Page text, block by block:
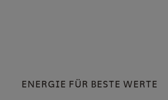
ENERGIE FÜR BESTE WERTE